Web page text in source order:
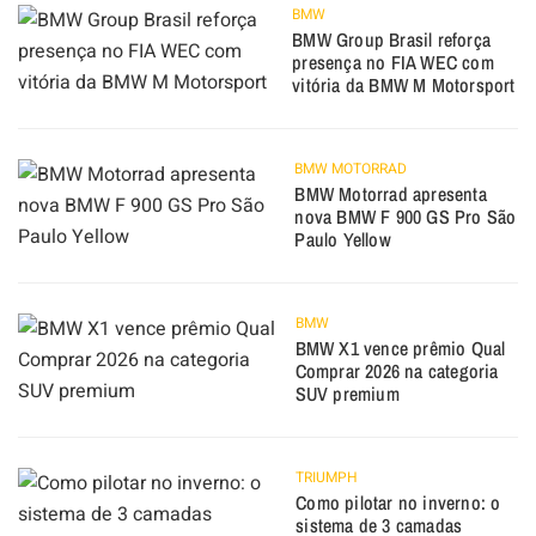
BMW
BMW Group Brasil reforça
presença no FIA WEC com
vitória da BMW M Motorsport
BMW MOTORRAD
BMW Motorrad apresenta
nova BMW F 900 GS Pro São
Paulo Yellow
BMW
BMW X1 vence prêmio Qual
Comprar 2026 na categoria
SUV premium
TRIUMPH
Como pilotar no inverno: o
sistema de 3 camadas